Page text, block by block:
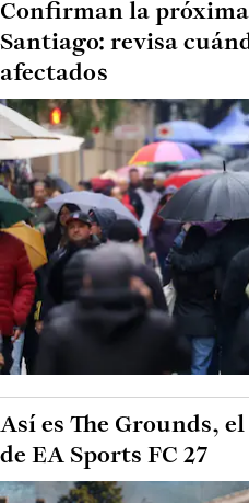
Confirman la
Santiago: revisa
afectados
Así es The Grounds,
de EA Sports FC 27